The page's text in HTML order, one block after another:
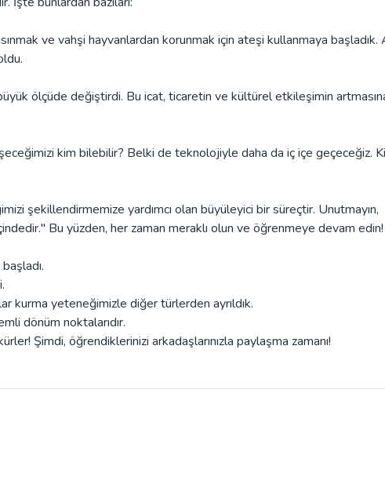
ve vahşi hayvanlardan korunmak için ateşi kullanmaya başladık.
büyük ölçüde değiştirdi. Bu icat, ticaretin ve kültürel etkileşimin
kim bilebilir? Belki de teknolojiyle daha da iç içe geçeceğiz.
şekillendirmemize yardımcı olan büyüleyici bir süreçtir. Unutmayın,
Bu yüzden, her zaman meraklı olun ve öğrenmeye devam edin!
kurma yeteneğimizle diğer türlerden ayrıldık.
dönüm noktalarıdır.
Şimdi, öğrendiklerinizi arkadaşlarınızla paylaşma zamanı!